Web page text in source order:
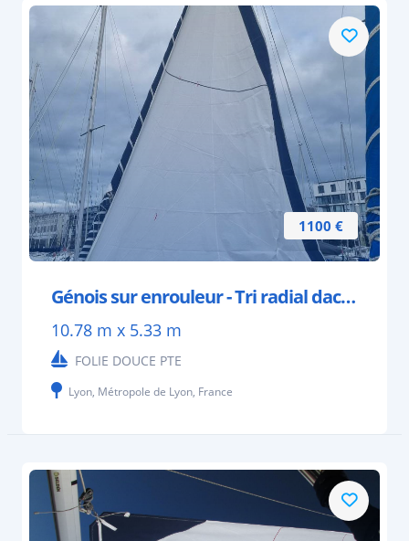
1100 €
Génois sur enrouleur - Tri radial dacron
10.78 m x 5.33 m
FOLIE DOUCE PTE
Lyon, Métropole de Lyon, France